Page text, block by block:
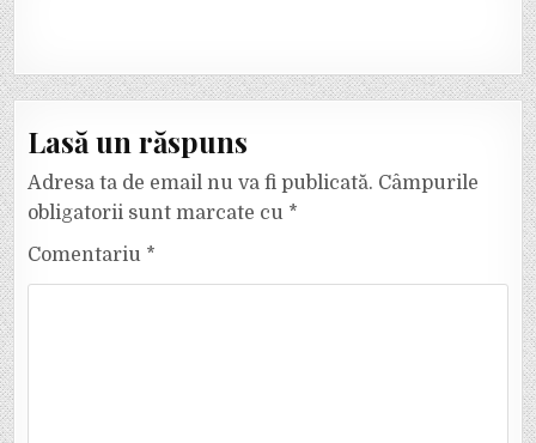
Lasă un răspuns
Adresa ta de email nu va fi publicată. Câmpurile
obligatorii sunt marcate cu *
Comentariu *